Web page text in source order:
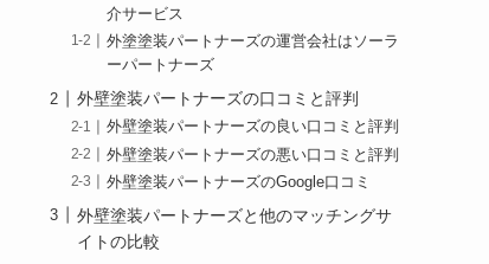
介サービス
外塗塗装パートナーズの運営会社はソーラ
ーパートナーズ
外壁塗装パートナーズの口コミと評判
外壁塗装パートナーズの良い口コミと評判
外壁塗装パートナーズの悪い口コミと評判
外壁塗装パートナーズのGoogle口コミ
外壁塗装パートナーズと他のマッチングサ
イトの比較